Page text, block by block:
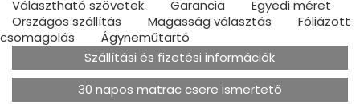
Választható szövetek
Garancia
Egyedi méret
Országos szállítás
Magasság választás
Fóliázott
csomagolás
Ágyneműtartó
Szállítási és fizetési információk
30 napos matrac csere ismertető